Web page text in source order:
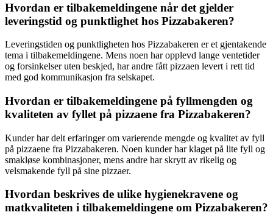
Hvordan er tilbakemeldingene når det gjelder
leveringstid og punktlighet hos Pizzabakeren?
Leveringstiden og punktligheten hos Pizzabakeren er et gjentakende
tema i tilbakemeldingene. Mens noen har opplevd lange ventetider
og forsinkelser uten beskjed, har andre fått pizzaen levert i rett tid
med god kommunikasjon fra selskapet.
Hvordan er tilbakemeldingene på fyllmengden og
kvaliteten av fyllet på pizzaene fra Pizzabakeren?
Kunder har delt erfaringer om varierende mengde og kvalitet av fyll
på pizzaene fra Pizzabakeren. Noen kunder har klaget på lite fyll og
smakløse kombinasjoner, mens andre har skrytt av rikelig og
velsmakende fyll på sine pizzaer.
Hvordan beskrives de ulike hygienekravene og
matkvaliteten i tilbakemeldingene om Pizzabakeren?